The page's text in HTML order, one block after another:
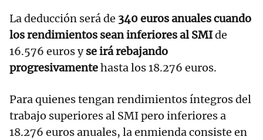
La deducción será de 340 euros anuales cuando
los rendimientos sean inferiores al SMIde
16.576 euros yse irá rebajando
progresivamentehasta los 18.276 euros.
Para quienes tengan rendimientos íntegros del
trabajo superiores al SMI pero inferiores a
18.276 euros anuales, la enmienda consiste en